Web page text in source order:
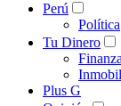
Perú
Política
Tu Dinero
Plus G